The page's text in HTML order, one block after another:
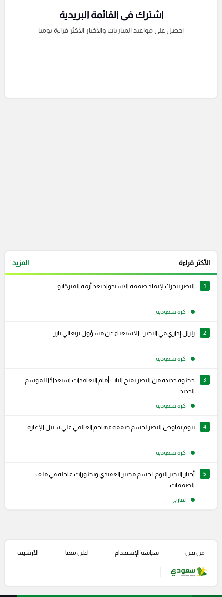
اشترك فى القائمة البريدية
احصل على مواعيد المباريات والأخبار الأكثر قراءة يوميا
الأكثر قراءة المزيد
1 النصر يتحرك لإنقاذ صفقة الاستحواذ بعد أزمة الميركاتو
كرة سعودية
2 زلزال إداري في النصر.. الاستغناء عن مسؤول برتغالي بارز
كرة سعودية
3
خطوة جديدة من النصر تفتح الباب أمام التعاقدات استعدادًا للموسم
الجديد
كرة سعودية
4 نيوم يفاوض النصر لحسم صفقة مهاجم العالمي علي سبيل الإعارة
كرة سعودية
5
أخبار النصر اليوم | حسم مصير العقيدي وتطورات عاجلة في ملف
الصفقات
تقارير
من نحن سياسة الإستخدام اعلن معنا الأرشيف